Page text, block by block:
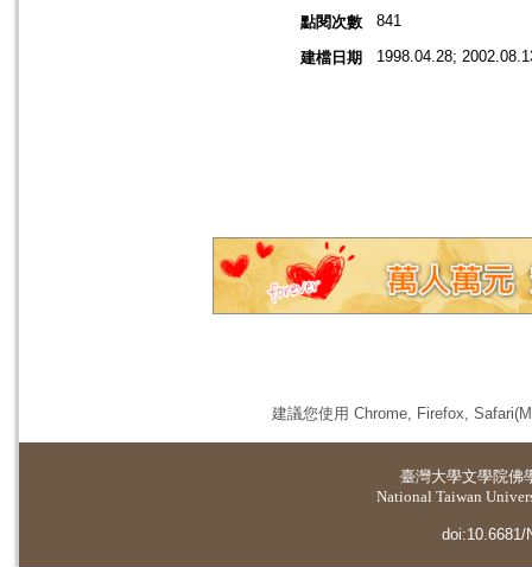
點閱次數
841
建檔日期 1998.04.28;
建議您使用 Chrome, Firefox,
臺灣大學文學院佛
National Taiwan
doi:10.6681/